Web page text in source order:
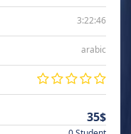
3:22:46
arabic
35$